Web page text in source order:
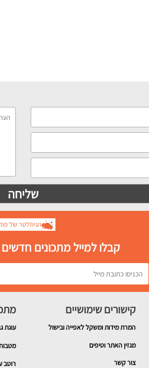
הניוזלטר של
קבלו למייל מתכונים
קישורים שימושיים
המרת מידות ומשקל לאפייה ובישול
מגזין האתר וטיפים
צור קשר
עוגת
רוטב